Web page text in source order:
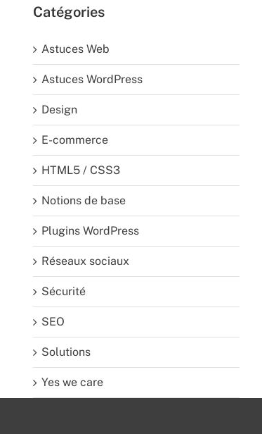
Catégories
Astuces Web
Astuces WordPress
Design
E-commerce
HTML5 / CSS3
Notions de base
Plugins WordPress
Réseaux sociaux
Sécurité
SEO
Solutions
Yes we care